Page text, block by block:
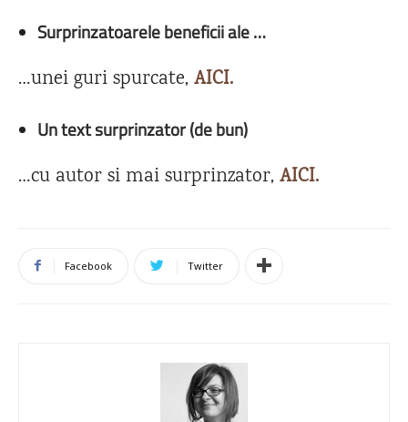
Surprinzatoarele beneficii ale …
…unei guri spurcate, AICI.
Un text surprinzator (de bun)
…cu autor si mai surprinzator, AICI.
Facebook Twitter